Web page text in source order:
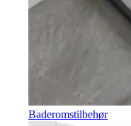
Baderomstilbehør